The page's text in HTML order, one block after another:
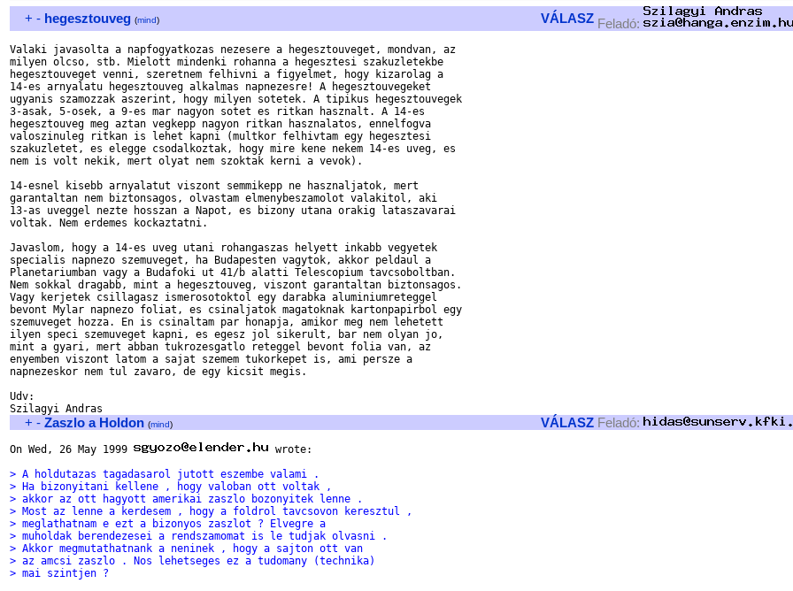
+ - hegesztouveg (mind) VÁLASZ Feladó:
Valaki javasolta a napfogyatkozas nezesere a hegesztouveget, mondvan, az
milyen olcso, stb. Mielott mindenki rohanna a hegesztesi szakuzletekbe
hegesztouveget venni, szeretnem felhivni a figyelmet, hogy kizarolag a
14-es arnyalatu hegesztouveg alkalmas napnezesre! A hegesztouvegeket
ugyanis szamozzak aszerint, hogy milyen sotetek. A tipikus hegesztouvegek
3-asak, 5-osek, a 9-es mar nagyon sotet es ritkan hasznalt. A 14-es
hegesztouveg meg aztan vegkepp nagyon ritkan hasznalatos, ennelfogva
valoszinuleg ritkan is lehet kapni (multkor felhivtam egy hegesztesi
szakuzletet, es elegge csodalkoztak, hogy mire kene nekem 14-es uveg, es
nem is volt nekik, mert olyat nem szoktak kerni a vevok).
14-esnel kisebb arnyalatut viszont semmikepp ne hasznaljatok, mert
garantaltan nem biztonsagos, olvastam elmenybeszamolot valakitol, aki
13-as uveggel nezte hosszan a Napot, es bizony utana orakig lataszavarai
voltak. Nem erdemes kockaztatni.
Javaslom, hogy a 14-es uveg utani rohangaszas helyett inkabb vegyetek
specialis napnezo szemuveget, ha Budapesten vagytok, akkor peldaul a
Planetariumban vagy a Budafoki ut 41/b alatti Telescopium tavcsoboltban.
Nem sokkal dragabb, mint a hegesztouveg, viszont garantaltan biztonsagos.
Vagy kerjetek csillagasz ismerosotoktol egy darabka aluminiumreteggel
bevont Mylar napnezo foliat, es csinaljatok magatoknak kartonpapirbol egy
szemuveget hozza. En is csinaltam par honapja, amikor meg nem lehetett
ilyen speci szemuveget kapni, es egesz jol sikerult, bar nem olyan jo,
mint a gyari, mert abban tukrozesgatlo reteggel bevont folia van, az
enyemben viszont latom a sajat szemem tukorkepet is, ami persze a
napnezeskor nem tul zavaro, de egy kicsit megis.
Udv:
+ - Zaszlo a Holdon (mind) VÁLASZ Feladó:
On Wed, 26 May 1999
wrote:
> A holdutazas tagadasarol jutott eszembe valami .
> Ha bizonyitani kellene , hogy valoban ott voltak ,
> akkor az ott hagyott amerikai zaszlo bozonyitek lenne .
> Most az lenne a kerdesem , hogy a foldrol tavcsovon keresztul ,
> meglathatnam e ezt a bizonyos zaszlot ? Elvegre a
> muholdak berendezesei a rendszamomat is le tudjak olvasni .
> Akkor megmutathatnank a neninek , hogy a sajton ott van
> az amcsi zaszlo . Nos lehetseges ez a tudomany (technika)
> mai szintjen ?